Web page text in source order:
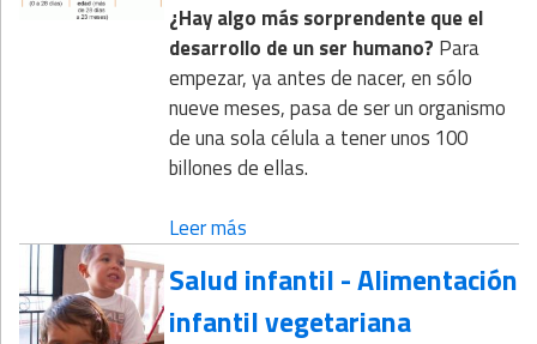
¿Hay algo más sorprendente que el
desarrollo de un ser humano? Para
empezar, ya antes de nacer, en sólo
nueve meses, pasa de ser un organismo
de una sola célula a tener unos 100
billones de ellas.
Leer más
Salud infantil - Alimentación
infantil vegetariana